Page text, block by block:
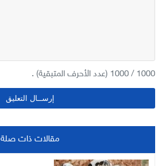
1000
/
1000 (عدد الأحرف المتبقية) .
مقالات ذات صلة